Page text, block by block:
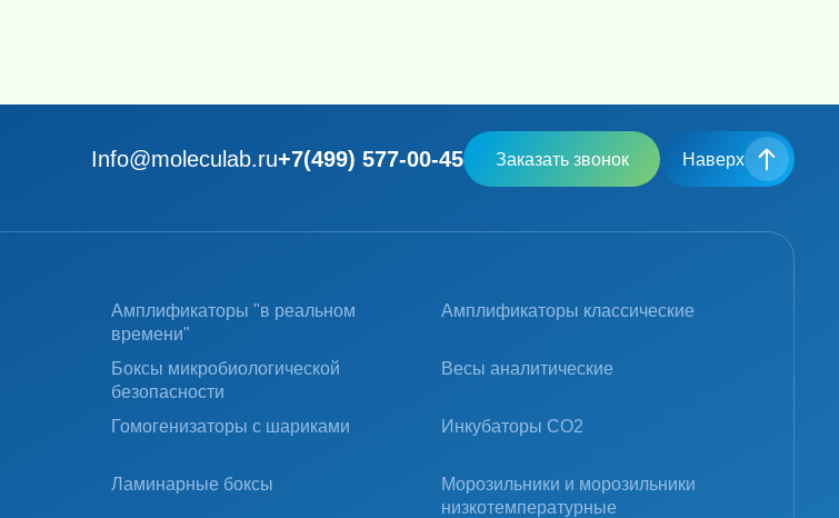
Info@moleculab.ru+7(499) 577-00-45 Заказать звонок Наверх
Амплификаторы "в реальном
времени"
Амплификаторы классические
Боксы микробиологической
безопасности
Весы аналитические
Гомогенизаторы с шариками Инкубаторы CO2
Ламинарные боксы
Морозильники и морозильники
низкотемпературные